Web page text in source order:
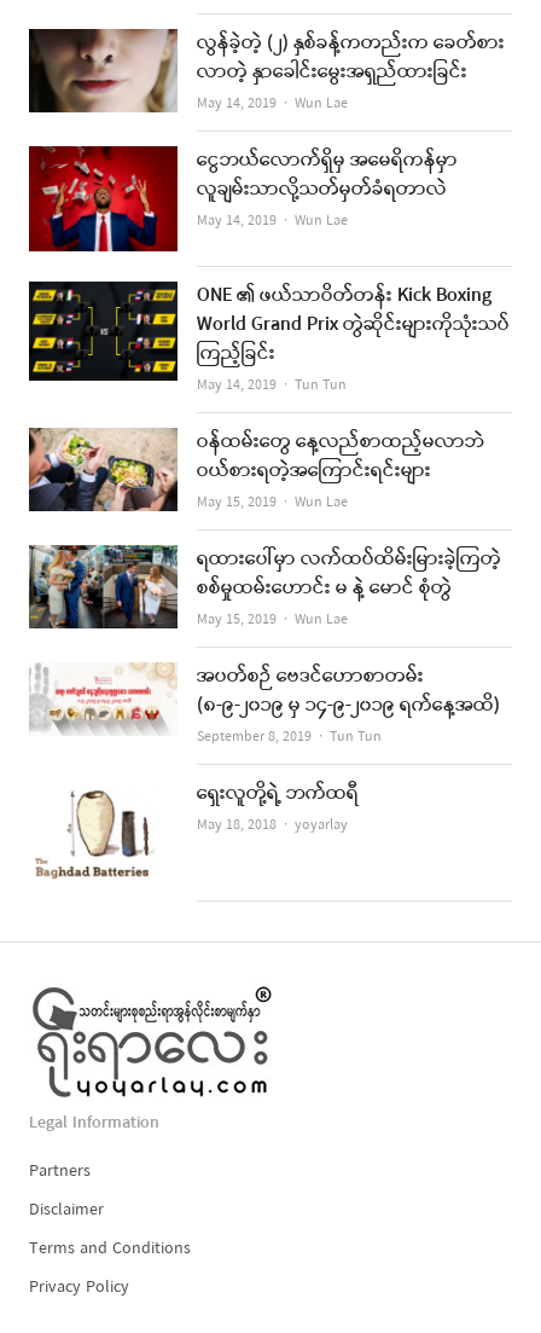
လွန်ခဲ့တဲ့ (၂) နှစ်ခန့်ကတည်းက ခေတ်စား
လာတဲ့ နှာခေါင်းမွေးအရှည်ထားခြင်း
May 14, 2019 Author
Wun Lae
ငွေဘယ်လောက်ရှိမှ အမေရိကန်မှာ
လူချမ်းသာလို့သတ်မှတ်ခံရတာလဲ
May 14, 2019 Author
Wun Lae
ONE ၏ ဖယ်သာဝိတ်တန်း Kick Boxing
World Grand Prix တွဲဆိုင်းများကိုသုံးသပ်
ကြည့်ခြင်း
May 14, 2019 Author
Tun Tun
ဝန်ထမ်းတွေ နေ့လည်စာထည့်မလာဘဲ
ဝယ်စားရတဲ့အကြောင်းရင်းများ
May 15, 2019 Author
Wun Lae
ရထားပေါ်မှာ လက်ထပ်ထိမ်းမြားခဲ့ကြတဲ့
စစ်မှုထမ်းဟောင်း မ နဲ့ မောင် စုံတွဲ
May 15, 2019 Author
Wun Lae
အပတ်စဉ် ဗေဒင်ဟောစာတမ်း
(၈-၉-၂၀၁၉ မှ ၁၄-၉-၂၀၁၉ ရက်နေ့အထိ)
September 8, 2019 Author
Tun Tun
ရှေးလူတို့ရဲ့ ဘက်ထရီ
May 18, 2018 Author
yoyarlay
Legal Information
Partners
Disclaimer
Terms and Conditions
Privacy Policy